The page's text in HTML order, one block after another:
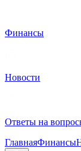
Финансы
Новости
Ответы на
ГлавнаяФинансы